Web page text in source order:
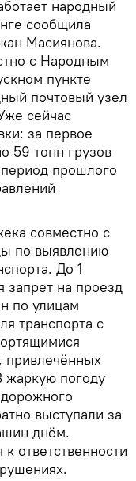
народный
сообщила
Масиянова.
с Народным
пункте
почтовый узел
сейчас
за первое
59 тонн грузов
прошлого
совместно с
по выявлению
До 1
запрет на проезд
по улицам
транспорта с
привлечённых
жаркую погоду
выступали за
днём.
ответственности